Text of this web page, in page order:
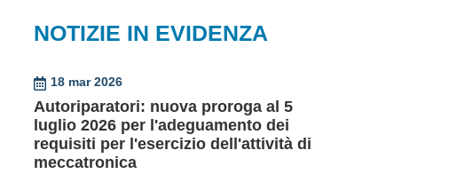
NOTIZIE IN EVIDENZA
18 mar 2026
Autoriparatori: nuova proroga al 5
luglio 2026 per l'adeguamento dei
requisiti per l'esercizio dell'attività di
meccatronica